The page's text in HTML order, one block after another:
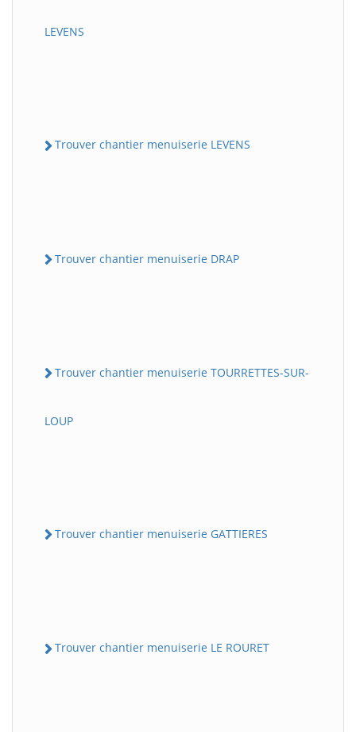
LEVENS
Trouver chantier menuiserie LEVENS
Trouver chantier menuiserie DRAP
Trouver chantier menuiserie TOURRETTES-SUR-
LOUP
Trouver chantier menuiserie GATTIERES
Trouver chantier menuiserie LE ROURET